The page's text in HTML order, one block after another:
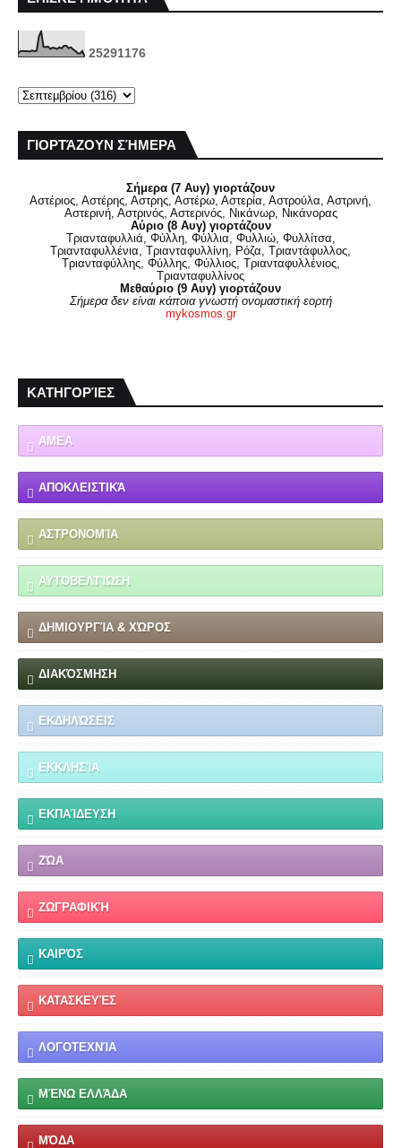
25291176
ΓΙΟΡΤΆΖΟΥΝ ΣΉΜΕΡΑ
Σήμερα (7 Αυγ) γιορτάζουν
Αστέριος, Αστέρης, Αστρης, Αστέρω, Αστερία, Αστρούλα, Αστρινή,
Αστερινή, Αστρινός, Αστερινός, Νικάνωρ, Νικάνορας
Αύριο (8 Αυγ) γιορτάζουν
Τριανταφυλλιά, Φύλλη, Φύλλια, Φυλλιώ, Φυλλίτσα,
Τριανταφυλλένια, Τριανταφυλλίνη, Ρόζα, Τριαντάφυλλος,
Τριανταφύλλης, Φύλλης, Φύλλιος, Τριανταφυλλένιος,
Τριανταφυλλίνος
Μεθαύριο (9 Αυγ) γιορτάζουν
Σήμερα δεν είναι κάποια γνωστή ονομαστική εορτή
mykosmos.gr
ΚΑΤΗΓΟΡΊΕΣ
ΑΜΕΑ
ΑΠΟΚΛΕΙΣΤΙΚΆ
ΑΣΤΡΟΝΟΜΊΑ
ΑΥΤΟΒΕΛΤΊΩΣΗ
ΔΗΜΙΟΥΡΓΊΑ & ΧΏΡΟΣ
ΔΙΑΚΌΣΜΗΣΗ
ΕΚΔΗΛΏΣΕΙΣ
ΕΚΚΛΗΣΊΑ
ΕΚΠΑΊΔΕΥΣΗ
ΖΏΑ
ΖΩΓΡΑΦΙΚΉ
ΚΑΙΡΌΣ
ΚΑΤΑΣΚΕΥΈΣ
ΛΟΓΟΤΕΧΝΊΑ
ΜΈΝΩ ΕΛΛΆΔΑ
ΜΌΔΑ